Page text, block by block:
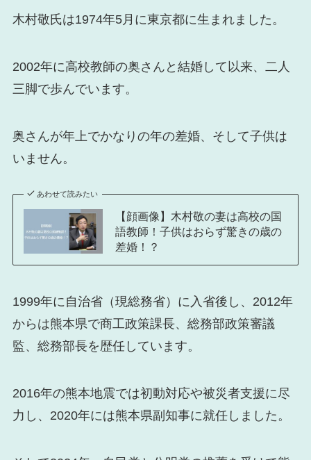
木村敬氏は1974年5月に東京都に生まれました。
2002年に高校教師の奥さんと結婚して以来、二人
三脚で歩んでいます。
奥さんが年上でかなりの年の差婚、そして子供は
いません。
あわせて読みたい
【顔画像】木村敬の妻は高校の国
語教師！子供はおらず驚きの歳の
差婚！？
1999年に自治省（現総務省）に入省後し、2012年
からは熊本県で商工政策課長、総務部政策審議
監、総務部長を歴任しています。
2016年の熊本地震では初動対応や被災者支援に尽
力し、2020年には熊本県副知事に就任しました。